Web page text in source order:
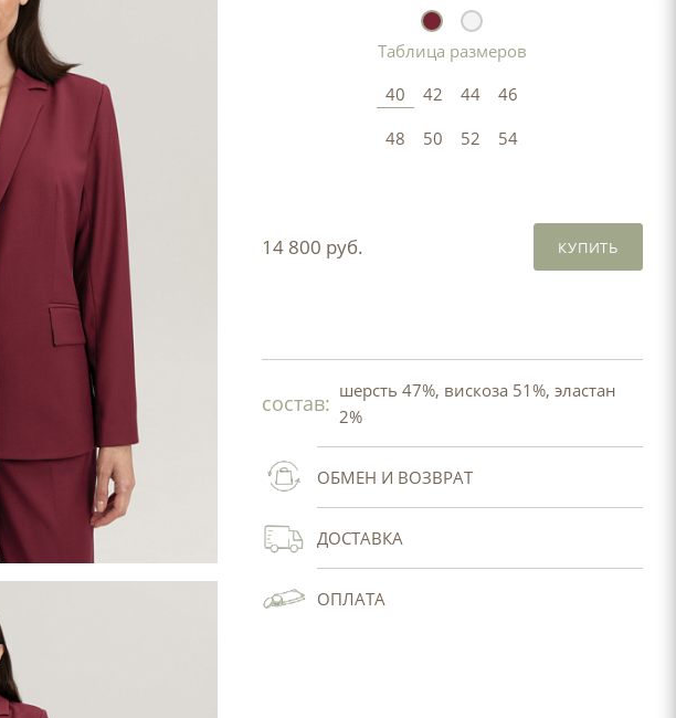
Таблица размеров
40
42 44
46
48
50 52 54
14 800 руб. КУПИТЬ
состав: шерсть 47%, вискоза 51%, эластан
2%
ОБМЕН И ВОЗВРАТ
ДОСТАВКА
ОПЛАТА